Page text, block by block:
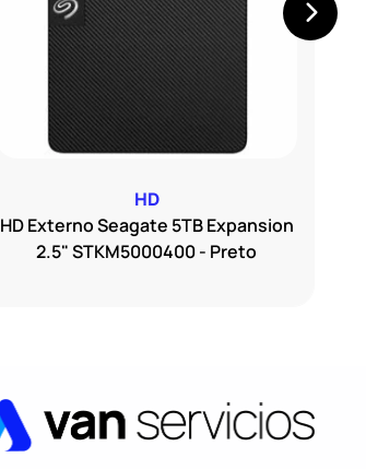
HD
HD Externo Seagate 5TB Expansion
2.5" STKM5000400 - Preto